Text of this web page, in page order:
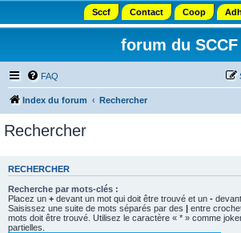
Sccf Contact Coop
forum du SCCF
FAQ
Index du forum Rechercher
Rechercher
RECHERCHER
Recherche par mots-clés :
Placez un + devant un mot qui doit être trouvé et un -
Saisissez une suite de mots séparés par des | entre
mots doit être trouvé. Utilisez le caractère « * » comme
partielles.